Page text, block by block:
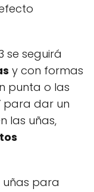
se seguirá
y con formas
punta o las
para dar un
las uñas,
uñas para